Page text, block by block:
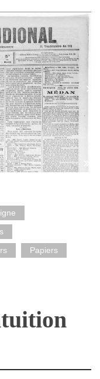
Papiers